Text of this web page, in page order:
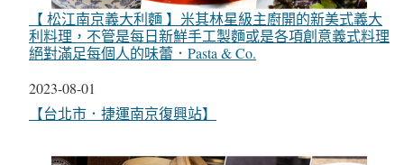
【 松江南京義大利麵 】米其林星級主廚開的新美式義大
利料理，不管是每日新鮮手工製麵或是各項創意義式料理
絕對滿足每個人的味蕾．Pasta & Co.
日期
2023-08-01
關於
【台北市．捷運南京復興站】